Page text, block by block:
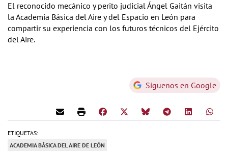
El reconocido mecánico y perito judicial Ángel Gaitán visita
la Academia Básica del Aire y del Espacio en León para
compartir su experiencia con los futuros técnicos del Ejército
del Aire.
Síguenos en Google
ETIQUETAS:
ACADEMIA BÁSICA DEL AIRE DE LEÓN